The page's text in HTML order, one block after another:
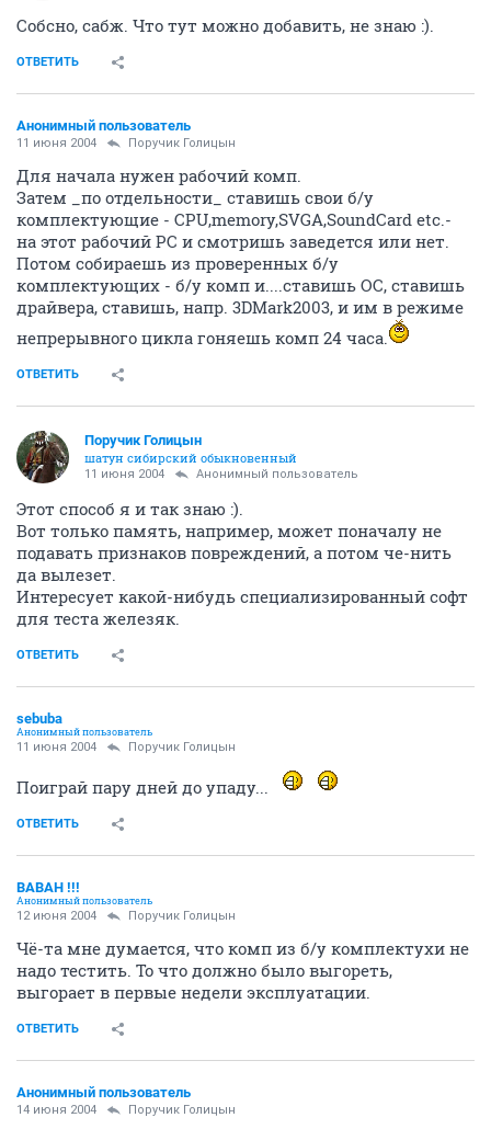
Собсно, сабж. Что тут можно добавить, не знаю :).
ОТВЕТИТЬ
Анонимный пользователь
11 июня 2004 Поручик Голицын
Для начала нужен рабочий комп.
Затем _по отдельности_ ставишь свои б/у
комплектующие - CPU,memory,SVGA,SoundCard etc.-
на этот рабочий РС и смотришь заведется или нет.
Потом собираешь из проверенных б/у
комплектующих - б/у комп и....ставишь ОС, ставишь
драйвера, ставишь, напр. 3DMark2003, и им в режиме
непрерывного цикла гоняешь комп 24 часа.
ОТВЕТИТЬ
Поручик Голицын
шатун сибирский обыкновенный
11 июня 2004 Анонимный пользователь
Этот способ я и так знаю :).
Вот только память, например, может поначалу не
подавать признаков повреждений, а потом че-нить
да вылезет.
Интересует какой-нибудь специализированный софт
для теста железяк.
ОТВЕТИТЬ
sebuba
Анонимный пользователь
11 июня 2004 Поручик Голицын
Поиграй пару дней до упаду...
ОТВЕТИТЬ
BABAH !!!
Анонимный пользователь
12 июня 2004 Поручик Голицын
Чё-та мне думается, что комп из б/у комплектухи не
надо тестить. То что должно было выгореть,
выгорает в первые недели эксплуатации.
ОТВЕТИТЬ
Анонимный пользователь
14 июня 2004 Поручик Голицын